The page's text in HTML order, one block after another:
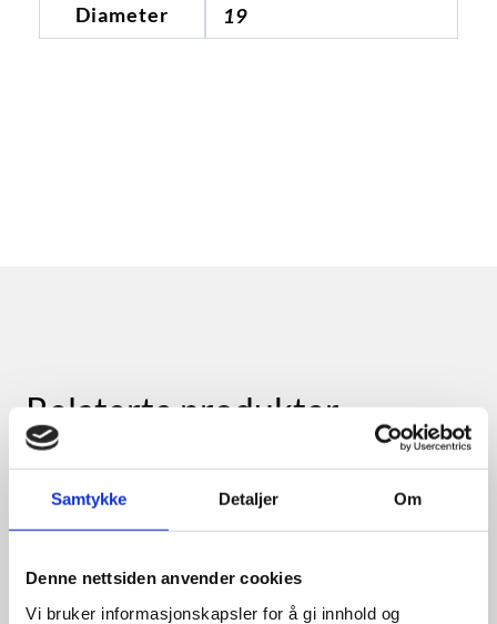
Samtykke Detaljer Om
Denne nettsiden anvender cookies
Vi bruker informasjonskapsler for å gi innhold og
Diameter 19
Relaterte produkter